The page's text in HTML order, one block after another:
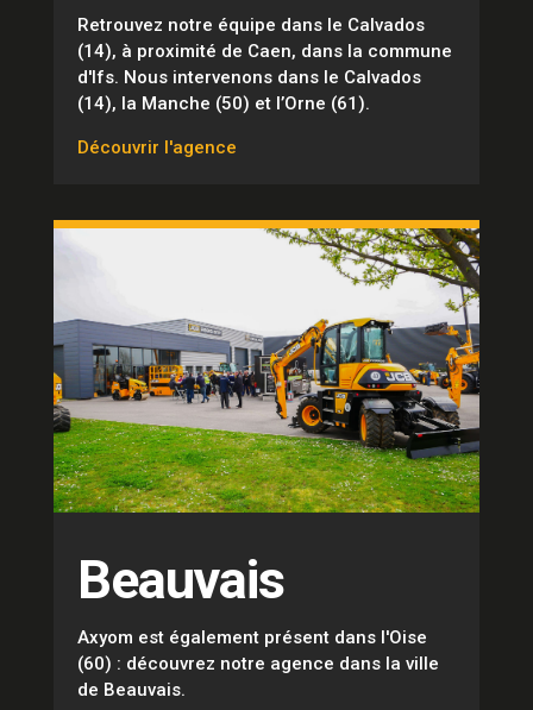
Retrouvez notre équipe dans le Calvados
(14), à proximité de Caen, dans la commune
d'Ifs. Nous intervenons dans le Calvados
(14), la Manche (50) et l’Orne (61).
Découvrir l'agence
Beauvais
Axyom est également présent dans l'Oise
(60) : découvrez notre agence dans la ville
de Beauvais.